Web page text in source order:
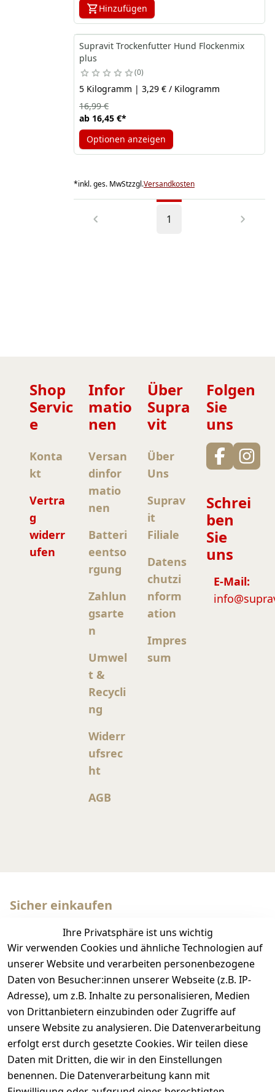
Hinzufügen
Supravit Trockenfutter Hund Flockenmix
plus
0
5 Kilogramm | 3,29 € / Kilogramm
ab 16,45 €*
16,99 €
Optionen anzeigen
*inkl. ges. MwStzzgl.Versandkosten
1
Ihre Privatsphäre ist uns wichtig
Wir verwenden Cookies und ähnliche Technologien auf
unserer Website und verarbeiten personenbezogene
Daten von Besucher:innen unserer Webseite (z.B. IP-
Adresse), um z.B. Inhalte zu personalisieren, Medien
von Drittanbietern einzubinden oder Zugriffe auf
unsere Website zu analysieren. Die Datenverarbeitung
erfolgt erst durch gesetzte Cookies. Wir teilen diese
Daten mit Dritten, die wir in den Einstellungen
benennen. Die Datenverarbeitung kann mit
Shop
Servic
e
Konta
kt
Vertra
g
widerr
ufen
Infor
matio
nen
Versan
dinfor
matio
nen
Batteri
eentso
rgung
Zahlun
gsarte
n
Umwel
t &
Recycli
ng
Widerr
ufsrec
ht
AGB
Über
Supra
vit
Über
Uns
Suprav
it
Filiale
Datens
chutzi
nform
ation
Impres
sum
Folgen
Sie
uns
Schrei
ben
Sie
uns
E-Mail:
Sicher einkaufen
Wir versenden mit